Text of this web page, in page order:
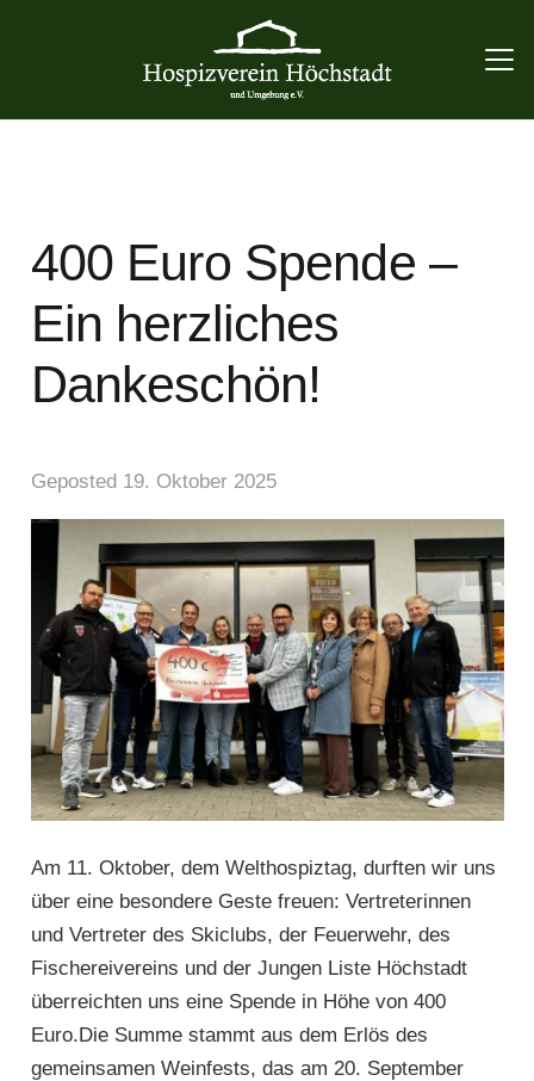
400 Euro Spende –
Ein herzliches
Dankeschön!
Geposted 19. Oktober 2025
Am 11. Oktober, dem Welthospiztag, durften wir uns
über eine besondere Geste freuen: Vertreterinnen
und Vertreter des Skiclubs, der Feuerwehr, des
Fischereivereins und der Jungen Liste Höchstadt
überreichten uns eine Spende in Höhe von 400
Euro.Die Summe stammt aus dem Erlös des
gemeinsamen Weinfests, das am 20. September